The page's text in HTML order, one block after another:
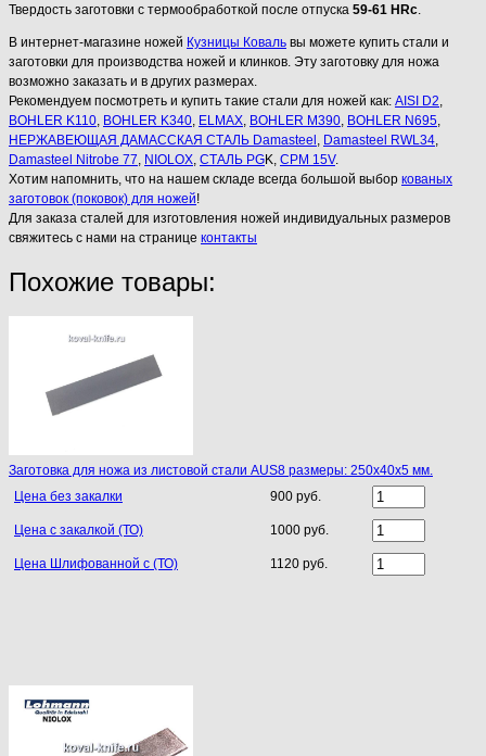
Твердость заготовки с термообработкой после отпуска 59-61 HRc
В интернет-магазине ножей Кузницы Коваль вы можете купить стали и
заготовки для производства ножей и клинков. Эту заготовку для ножа
возможно заказать и в других размерах.
Рекомендуем посмотреть и купить такие стали для ножей как: AISI D2
BOHLER K110 BOHLER K340 ELMAX BOHLER M390 BOHLER N695
НЕРЖАВЕЮЩАЯ ДАМАССКАЯ СТАЛЬ Damasteel Damasteel RWL34
Damasteel Nitrobe 77 NIOLOX СТАЛЬ PGK, CPM 15V.
Хотим напомнить, что на нашем складе всегда большой выбор кованых
заготовок (поковок) для ножей!
Для заказа сталей для изготовления ножей индивидуальных размеров
свяжитесь с нами на странице контакты
Похожие товары:
Заготовка для ножа из листовой стали AUS8 размеры: 250х40х5 мм.
Цена без закалки
900 руб.
Цена с закалкой (ТО) 1000 руб.
Цена Шлифованной с (ТО) 1120 руб.